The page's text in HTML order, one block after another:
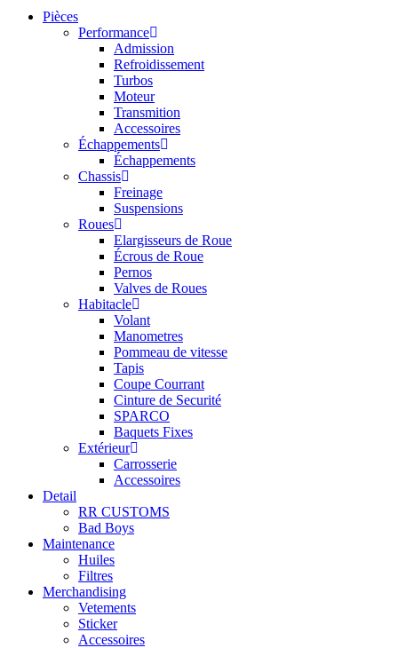
Pièces
Performance
Admission
Refroidissement
Turbos
Moteur
Transmition
Accessoires
Échappements
Échappements
Chassis
Freinage
Suspensions
Roues
Elargisseurs de Roue
Écrous de Roue
Pernos
Valves de Roues
Habitacle
Volant
Manometres
Pommeau de vitesse
Tapis
Coupe Courrant
Cinture de Securité
SPARCO
Baquets Fixes
Extérieur
Carrosserie
Accessoires
Detail
RR CUSTOMS
Bad Boys
Maintenance
Huiles
Filtres
Merchandising
Vetements
Sticker
Accessoires